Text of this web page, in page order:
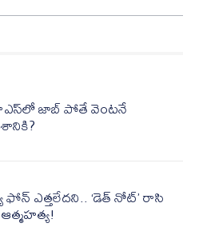
జాబ్‌ పోతే వెంటనే
ఫోన్ ఎత్తలేదని.. ‘డెత్ నోట్’ రాసి
ఆత్మహత్య!